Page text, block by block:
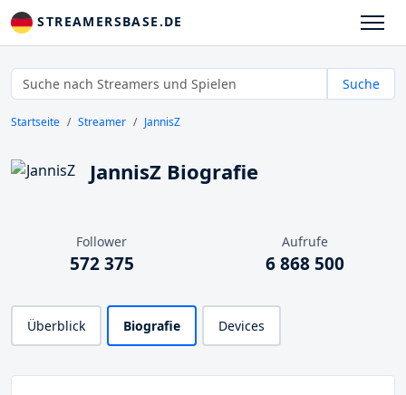
STREAMERSBASE.DE
Suche
Startseite Streamer JannisZ
JannisZ Biografie
Follower
572 375
Aufrufe
6 868 500
Überblick Biografie Devices